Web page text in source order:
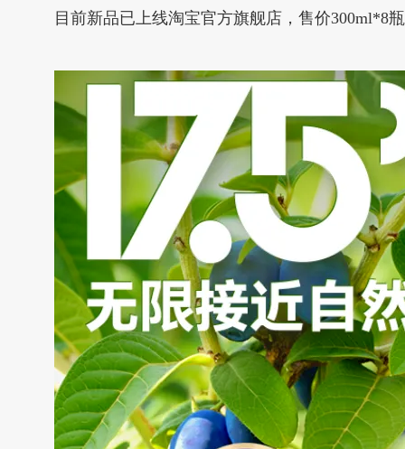
目前新品已上线淘宝官方旗舰店，售价300ml*8